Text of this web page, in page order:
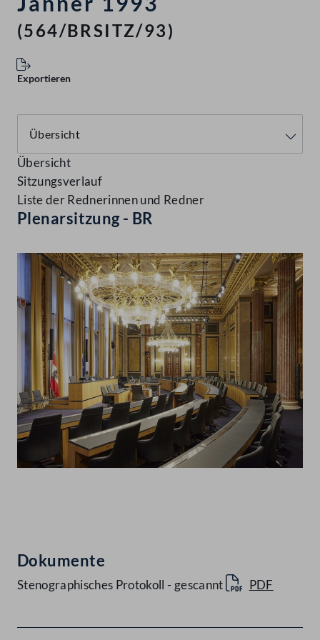
(564/BRSITZ/93)
Exportieren
Übersicht
Sitzungsverlauf
Liste der Rednerinnen und Redner
Plenarsitzung - BR
Dokumente
Stenographisches Protokoll - gescannt PDF